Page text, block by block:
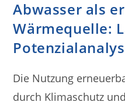
Abwasser als
Wärmequelle:
Die Nutzung
durch Klimaschutz